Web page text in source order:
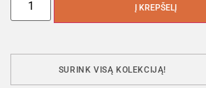
Į KREPŠELĮ
SURINK VISĄ KOLEKCIJĄ!